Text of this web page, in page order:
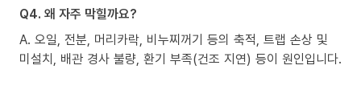
Q4. 왜 자주 막힐까요?
A. 오일, 전분, 머리카락, 비누찌꺼기 등의 축적, 트랩 손상 및
미설치, 배관 경사 불량, 환기 부족(건조 지연) 등이 원인입니다.